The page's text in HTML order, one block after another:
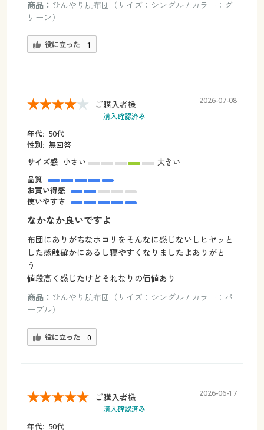
商品： ひんやり肌布団（サイズ：シングル / カラー：グ
リーン）
役に立った 1
ご購入者様
購入確認済み
2026-07-08
年代: 50代
性別: 無回答
サイズ感 小さい
大きい
品質
お買い得感
使いやすさ
なかなか良いですよ
布団にありがちなホコリをそんなに感じないしヒヤッと
した感触確かにあるし寝やすくなりましたよありがと
う
値段高く感じたけどそれなりの価値あり
商品： ひんやり肌布団（サイズ：シングル / カラー：パ
ープル）
役に立った 0
ご購入者様
購入確認済み
2026-06-17
年代: 50代